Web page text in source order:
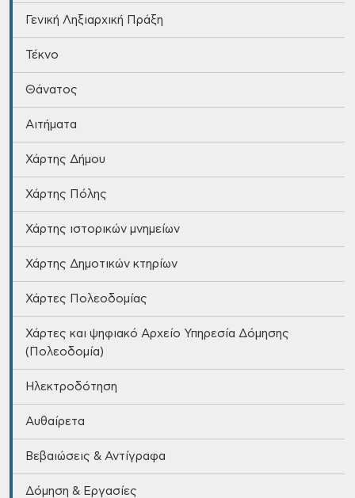
Γενική Ληξιαρχική Πράξη
Τέκνο
Θάνατος
Αιτήματα
Χάρτης Δήμου
Χάρτης Πόλης
Χάρτης ιστορικών μνημείων
Χάρτης Δημοτικών κτηρίων
Χάρτες Πολεοδομίας
Χάρτες και ψηφιακό Αρχείο Υπηρεσία Δόμησης
(Πολεοδομία)
Ηλεκτροδότηση
Αυθαίρετα
Βεβαιώσεις & Αντίγραφα
Δόμηση & Εργασίες